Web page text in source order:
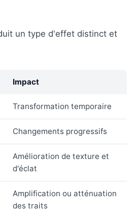
un type d'effet distinct et
Impact
Transformation temporaire
Changements progressifs
Amélioration de texture et
d'éclat
Amplification ou atténuation
des traits